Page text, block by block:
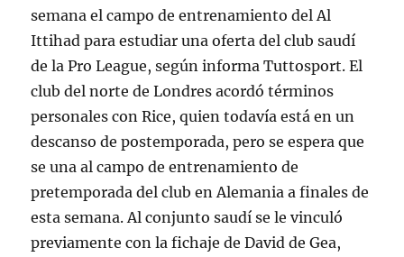
semana el campo de entrenamiento del Al
Ittihad para estudiar una oferta del club saudí
de la Pro League, según informa Tuttosport. El
club del norte de Londres acordó términos
personales con Rice, quien todavía está en un
descanso de postemporada, pero se espera que
se una al campo de entrenamiento de
pretemporada del club en Alemania a finales de
esta semana. Al conjunto saudí se le vinculó
previamente con la fichaje de David de Gea,